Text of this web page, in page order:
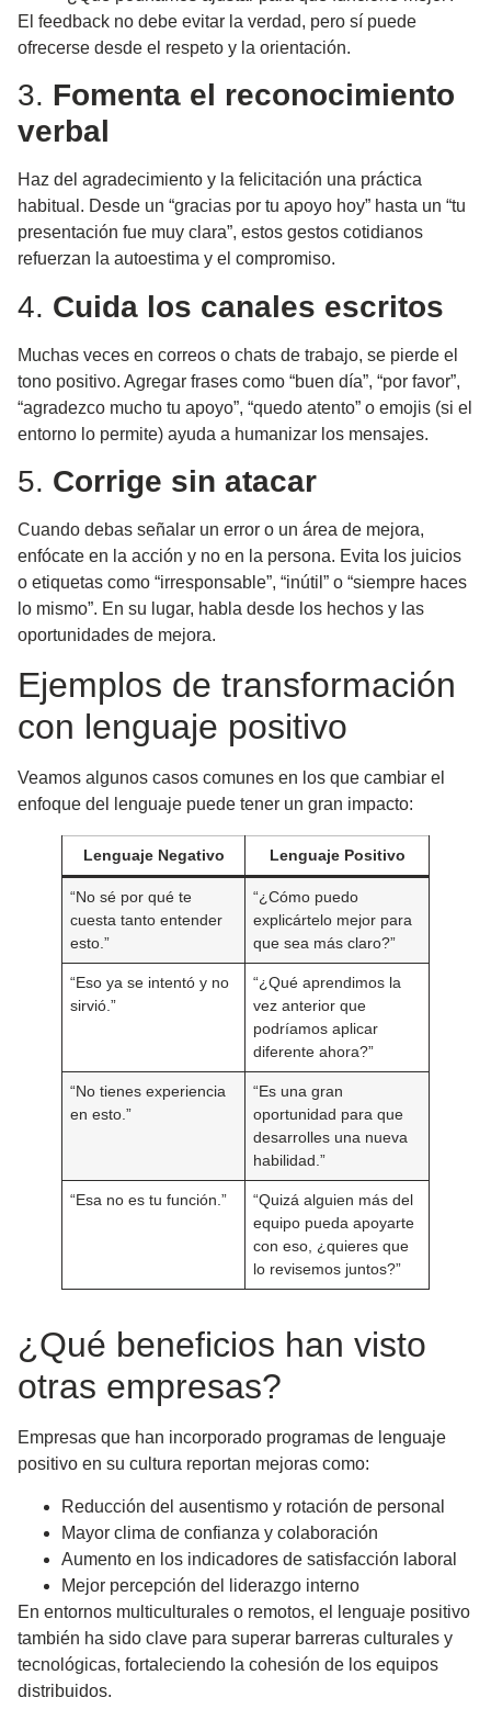
El feedback no debe evitar la verdad, pero sí puede
ofrecerse desde el respeto y la orientación.
3. Fomenta el reconocimiento
verbal
Haz del agradecimiento y la felicitación una práctica
habitual. Desde un “gracias por tu apoyo hoy” hasta un “tu
presentación fue muy clara”, estos gestos cotidianos
refuerzan la autoestima y el compromiso.
4. Cuida los canales escritos
Muchas veces en correos o chats de trabajo, se pierde el
tono positivo. Agregar frases como “buen día”, “por favor”,
“agradezco mucho tu apoyo”, “quedo atento” o emojis (si el
entorno lo permite) ayuda a humanizar los mensajes.
5. Corrige sin atacar
Cuando debas señalar un error o un área de mejora,
enfócate en la acción y no en la persona. Evita los juicios
o etiquetas como “irresponsable”, “inútil” o “siempre haces
lo mismo”. En su lugar, habla desde los hechos y las
oportunidades de mejora.
Ejemplos de transformación
con lenguaje positivo
Veamos algunos casos comunes en los que cambiar el
enfoque del lenguaje puede tener un gran impacto:
Lenguaje Negativo Lenguaje Positivo
“No sé por qué te
cuesta tanto entender
esto.”
“¿Cómo puedo
explicártelo mejor para
que sea más claro?”
“Eso ya se intentó y no
sirvió.”
“¿Qué aprendimos la
vez anterior que
podríamos aplicar
diferente ahora?”
“No tienes experiencia
en esto.”
“Es una gran
oportunidad para que
desarrolles una nueva
habilidad.”
“Esa no es tu función.”
“Quizá alguien más del
equipo pueda apoyarte
con eso, ¿quieres que
lo revisemos juntos?”
¿Qué beneficios han visto
otras empresas?
Empresas que han incorporado programas de lenguaje
positivo en su cultura reportan mejoras como:
Reducción del ausentismo y rotación de personal
Mayor clima de confianza y colaboración
Aumento en los indicadores de satisfacción laboral
Mejor percepción del liderazgo interno
En entornos multiculturales o remotos, el lenguaje positivo
también ha sido clave para superar barreras culturales y
tecnológicas, fortaleciendo la cohesión de los equipos
distribuidos.